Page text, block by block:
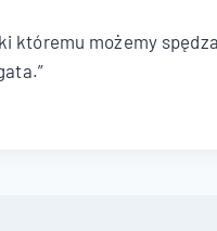
któremu możemy